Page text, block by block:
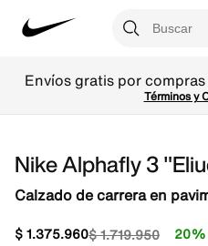
Envíos gratis por
Términos y
Nike Alphafly 3
Calzado de carrera en
$1.719.950
$1.375.960 20%